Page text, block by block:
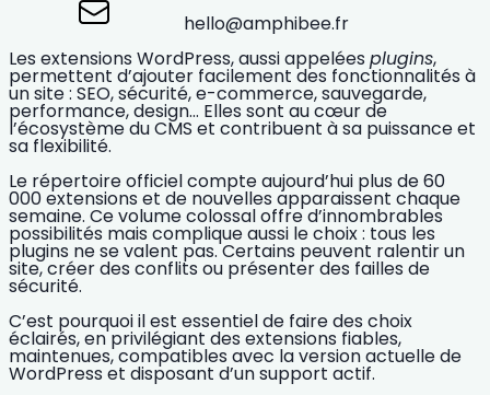
hello@amphibee.fr
Les extensions WordPress, aussi appelées plugins,
permettent d’ajouter facilement des fonctionnalités à
un site : SEO, sécurité, e-commerce, sauvegarde,
performance, design… Elles sont au cœur de
l’écosystème du CMS et contribuent à sa puissance et
sa flexibilité.
Le répertoire officiel compte aujourd’hui plus de 60
000 extensions et de nouvelles apparaissent chaque
semaine. Ce volume colossal offre d’innombrables
possibilités mais complique aussi le choix : tous les
plugins ne se valent pas. Certains peuvent ralentir un
site, créer des conflits ou présenter des failles de
sécurité.
C’est pourquoi il est essentiel de faire des choix
éclairés, en privilégiant des extensions fiables,
maintenues, compatibles avec la version actuelle de
WordPress et disposant d’un support actif.